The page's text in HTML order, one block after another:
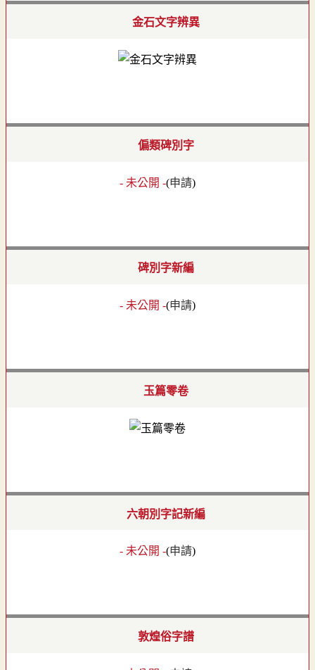
金石文字辨異
偏類碑別字
- 未公開 -(申請)
碑別字新編
- 未公開 -(申請)
玉篇零卷
六朝別字記新編
- 未公開 -(申請)
敦煌俗字譜